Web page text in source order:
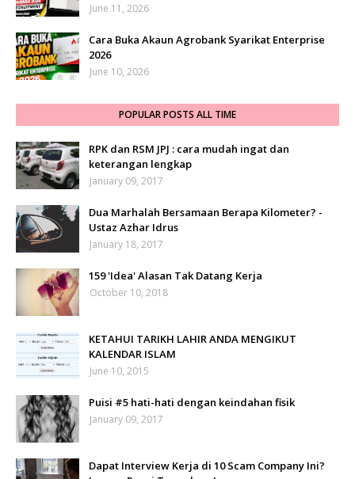
June 11, 2026
Cara Buka Akaun Agrobank Syarikat Enterprise
2026
June 10, 2026
POPULAR POSTS ALL TIME
RPK dan RSM JPJ : cara mudah ingat dan
keterangan lengkap
January 09, 2017
Dua Marhalah Bersamaan Berapa Kilometer? -
Ustaz Azhar Idrus
January 18, 2017
159 'Idea' Alasan Tak Datang Kerja
October 10, 2018
KETAHUI TARIKH LAHIR ANDA MENGIKUT
KALENDAR ISLAM
June 10, 2015
Puisi #5 hati-hati dengan keindahan fisik
January 09, 2017
Dapat Interview Kerja di 10 Scam Company Ini?